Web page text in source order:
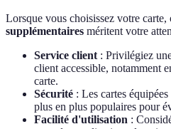
Lorsque vous choisissez votre carte,
supplémentaires méritent votre
Service client : Privilégiez
client accessible, notamment
carte.
Sécurité : Les cartes
plus en plus populaires pour
Facilité d'utilisation :